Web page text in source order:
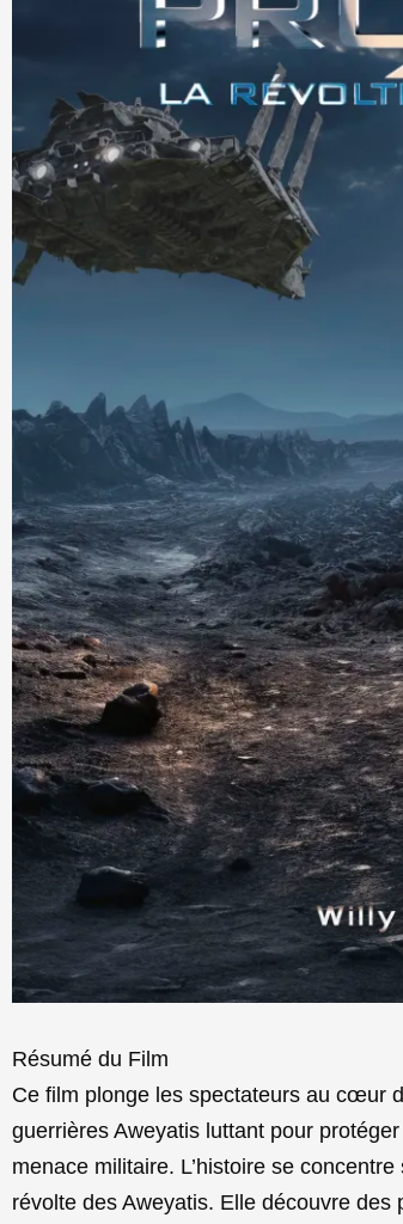
Résumé du Film
Ce film plonge les spectateurs au cœur
guerrières Aweyatis luttant pour
menace militaire. L’histoire se
révolte des Aweyatis. Elle découvre